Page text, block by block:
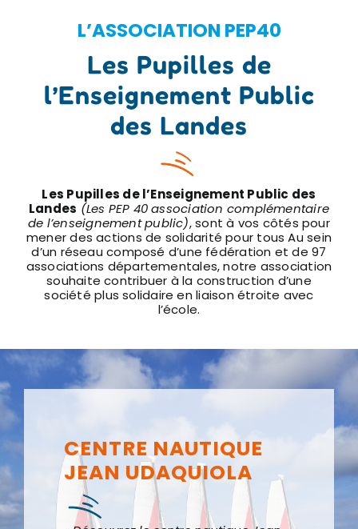
L’ASSOCIATION PEP40
Les Pupilles de
l’Enseignement Public
des Landes
Les Pupilles de l’Enseignement Public des
Landes (Les PEP 40 association complémentaire
de l’enseignement public) , sont à vos côtés pour
mener des actions de solidarité pour tous Au sein
d’un réseau composé d’une fédération et de 97
associations départementales, notre association
souhaite contribuer à la construction d’une
société plus solidaire en liaison étroite avec
l’école.
CENTRE NAUTIQUE
JEAN UDAQUIOLA